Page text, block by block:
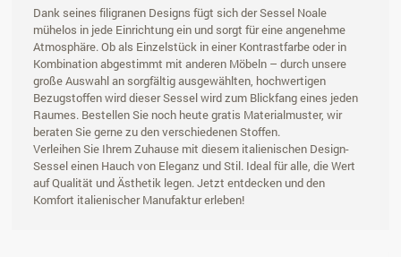
Dank seines filigranen Designs fügt sich der Sessel Noale
mühelos in jede Einrichtung ein und sorgt für eine angenehme
Atmosphäre. Ob als Einzelstück in einer Kontrastfarbe oder in
Kombination abgestimmt mit anderen Möbeln – durch unsere
große Auswahl an sorgfältig ausgewählten, hochwertigen
Bezugstoffen wird dieser Sessel wird zum Blickfang eines jeden
Raumes. Bestellen Sie noch heute gratis Materialmuster, wir
beraten Sie gerne zu den verschiedenen Stoffen.
Verleihen Sie Ihrem Zuhause mit diesem italienischen Design-
Sessel einen Hauch von Eleganz und Stil. Ideal für alle, die Wert
auf Qualität und Ästhetik legen. Jetzt entdecken und den
Komfort italienischer Manufaktur erleben!